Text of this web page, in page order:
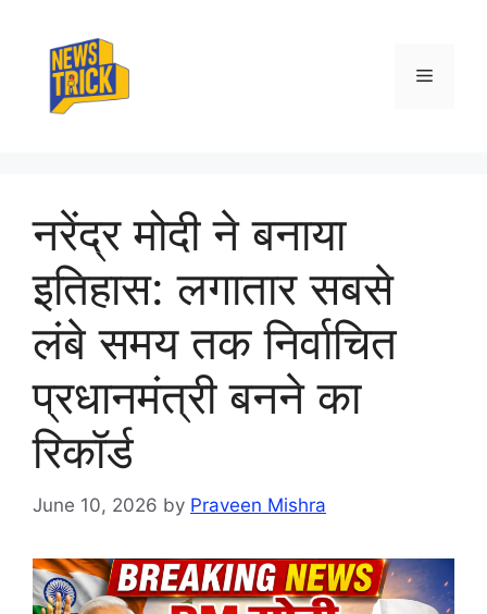
content
Menu
नरेंद्र मोदी ने बनाया
इतिहास: लगातार सबसे
लंबे समय तक निर्वाचित
प्रधानमंत्री बनने का
रिकॉर्ड
June 10, 2026 by Praveen Mishra